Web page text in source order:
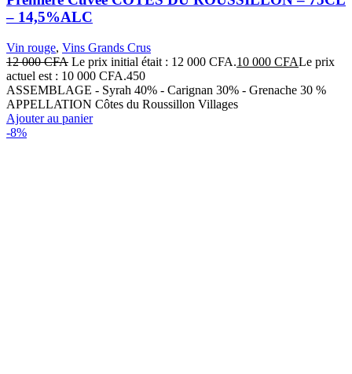
– 14,5%ALC
Vin rouge, Vins Grands Crus
12 000CFA Le prix initial était : 12 000 CFA.10 000 CFALe prix
actuel est : 10 000 CFA.450
ASSEMBLAGE - Syrah 40% - Carignan 30% - Grenache 30 %
APPELLATION Côtes du Roussillon Villages
Ajouter au panier
-8%